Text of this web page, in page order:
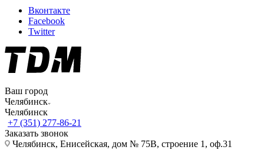
Вконтакте
Facebook
Twitter
Ваш город
Челябинск
Челябинск
+7 (351) 277-86-21
Заказать звонок
Челябинск, Енисейская, дом № 75В, строение 1, оф.31